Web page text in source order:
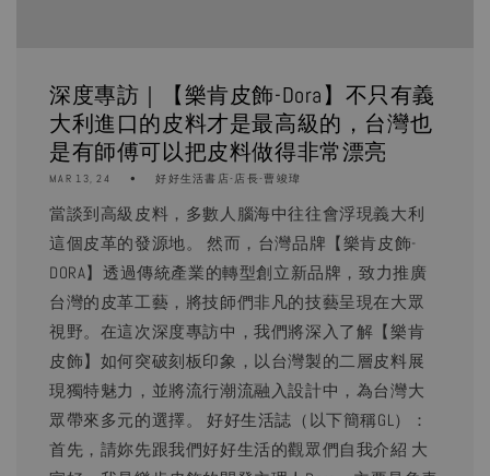
深度專訪｜【樂肯皮飾-Dora】不只有義
大利進口的皮料才是最高級的，台灣也
是有師傅可以把皮料做得非常漂亮
MAR 13, 24 好好生活書店-店長-曹竣瑋
當談到高級皮料，多數人腦海中往往會浮現義大利
這個皮革的發源地。 然而，台灣品牌【樂肯皮飾-
DORA】透過傳統產業的轉型創立新品牌，致力推廣
台灣的皮革工藝，將技師們非凡的技藝呈現在大眾
視野。在這次深度專訪中，我們將深入了解【樂肯
皮飾】如何突破刻板印象，以台灣製的二層皮料展
現獨特魅力，並將流行潮流融入設計中，為台灣大
眾帶來多元的選擇。 好好生活誌（以下簡稱GL）：
首先，請妳先跟我們好好生活的觀眾們自我介紹 大